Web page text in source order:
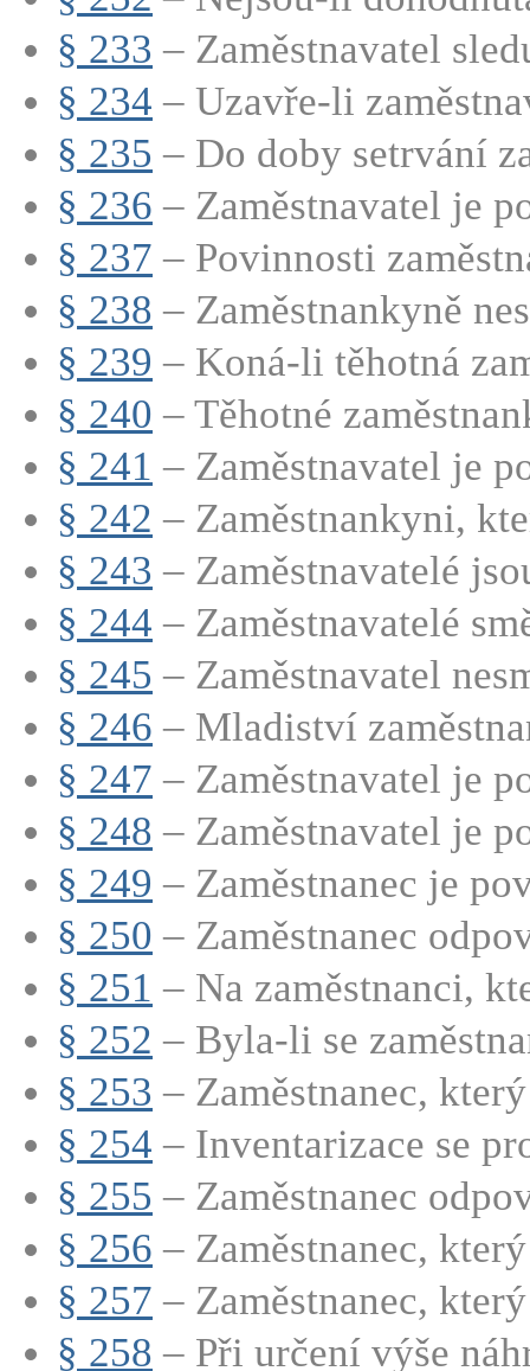
§ 233 – Zaměstnavatel
§ 234 – Uzavře-li
§ 235 – Do doby setrvání
§ 236 – Zaměstnavatel je
§ 237 – Povinnosti
§ 238 – Zaměstnankyně
§ 239 – Koná-li těhotná
§ 240 – Těhotné
§ 241 – Zaměstnavatel je
§ 242 – Zaměstnankyni,
§ 243 – Zaměstnavatelé
§ 244 – Zaměstnavatelé
§ 245 – Zaměstnavatel
§ 246 – Mladiství
§ 247 – Zaměstnavatel je
§ 248 – Zaměstnavatel je
§ 249 – Zaměstnanec je
§ 250 – Zaměstnanec
§ 251 – Na zaměstnanci,
§ 252 – Byla-li se
§ 253 – Zaměstnanec,
§ 254 – Inventarizace se
§ 255 – Zaměstnanec
§ 256 – Zaměstnanec,
§ 257 – Zaměstnanec,
§ 258 – Při určení výše